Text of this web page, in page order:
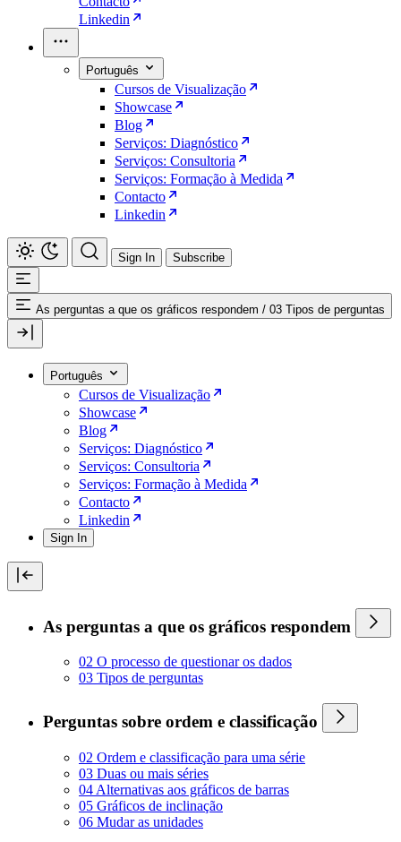
Linkedin
Português
Cursos de Visualização
Showcase
Blog
Serviços: Diagnóstico
Serviços: Consultoria
Serviços: Formação à Medida
Contacto
Linkedin
Sign In Subscribe
As perguntas a que os gráficos respondem / 03 Tipos de perguntas
Português
Cursos de Visualização
Showcase
Blog
Serviços: Diagnóstico
Serviços: Consultoria
Serviços: Formação à Medida
Contacto
Linkedin
Sign In
As perguntas a que os gráficos respondem
02 O processo de questionar os dados
03 Tipos de perguntas
Perguntas sobre ordem e classificação
02 Ordem e classificação para uma série
03 Duas ou mais séries
04 Alternativas aos gráficos de barras
05 Gráficos de inclinação
06 Mudar as unidades